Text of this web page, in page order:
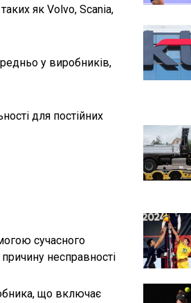
як Volvo, Scania,
у виробників,
для постійних
сучасного
несправності
що включає